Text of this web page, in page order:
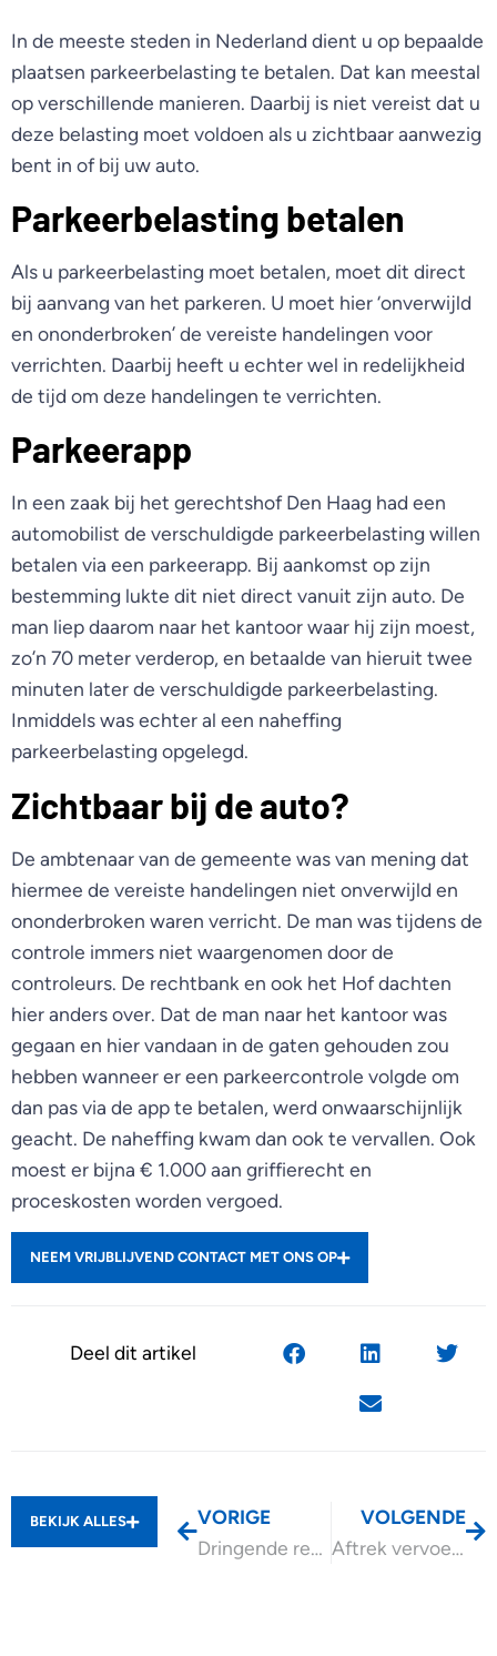
In de meeste steden in Nederland dient u op bepaalde
plaatsen parkeerbelasting te betalen. Dat kan meestal
op verschillende manieren. Daarbij is niet vereist dat u
deze belasting moet voldoen als u zichtbaar aanwezig
bent in of bij uw auto.
Parkeerbelasting betalen
Als u parkeerbelasting moet betalen, moet dit direct
bij aanvang van het parkeren. U moet hier ‘onverwijld
en ononderbroken’ de vereiste handelingen voor
verrichten. Daarbij heeft u echter wel in redelijkheid
de tijd om deze handelingen te verrichten.
Parkeerapp
In een zaak bij het gerechtshof Den Haag had een
automobilist de verschuldigde parkeerbelasting willen
betalen via een parkeerapp. Bij aankomst op zijn
bestemming lukte dit niet direct vanuit zijn auto. De
man liep daarom naar het kantoor waar hij zijn moest,
zo’n 70 meter verderop, en betaalde van hieruit twee
minuten later de verschuldigde parkeerbelasting.
Inmiddels was echter al een naheffing
parkeerbelasting opgelegd.
Zichtbaar bij de auto?
De ambtenaar van de gemeente was van mening dat
hiermee de vereiste handelingen niet onverwijld en
ononderbroken waren verricht. De man was tijdens de
controle immers niet waargenomen door de
controleurs. De rechtbank en ook het Hof dachten
hier anders over. Dat de man naar het kantoor was
gegaan en hier vandaan in de gaten gehouden zou
hebben wanneer er een parkeercontrole volgde om
dan pas via de app te betalen, werd onwaarschijnlijk
geacht. De naheffing kwam dan ook te vervallen. Ook
moest er bijna € 1.000 aan griffierecht en
proceskosten worden vergoed.
NEEM VRIJBLIJVEND CONTACT MET ONS OP
Deel dit artikel
BEKIJK ALLES
VORIGE
Dringende reden is cruciaal bij ontslag op staande voet
VOLGENDE
Aftrek vervoerkosten bij ziekte gewijzigd vanaf 2025